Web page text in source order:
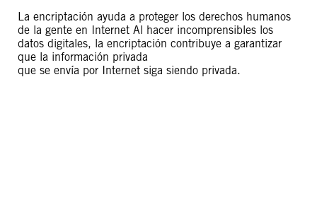
La encriptación ayuda a proteger los derechos humanos
de la gente en Internet Al hacer incomprensibles los
datos digitales, la encriptación contribuye a garantizar
que la información privada
que se envía por Internet siga siendo privada.